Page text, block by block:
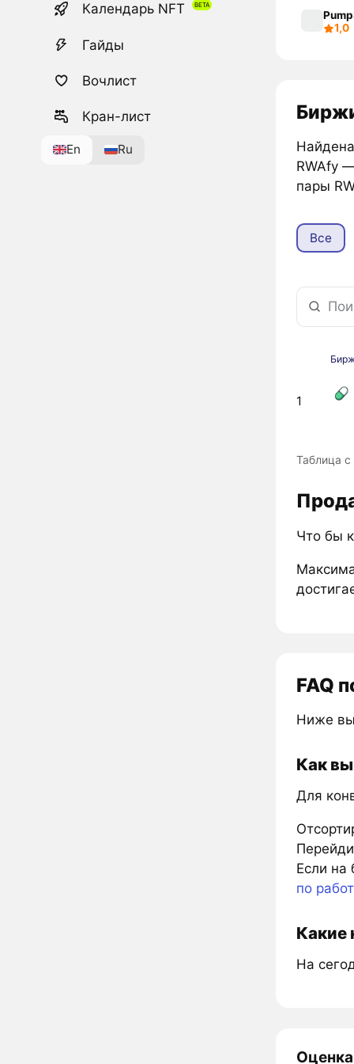
Календарь NFT
Гайды
Вочлист
Кран-лист
En Ru
1,0
RWAfy
пары
Все
1
Таблица
Что бы
FAQ
Ниже вы
Как
Для
Если на
по
Какие
На